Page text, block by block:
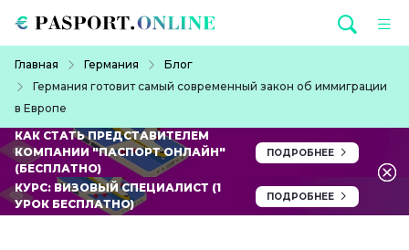
Главная Германия
Блог
Германия готовит самый современный закон об иммиграции
в Европе
КАК СТАТЬ ПРЕДСТАВИТЕЛЕМ
КОМПАНИИ "ПАСПОРТ ОНЛАЙН"
(БЕСПЛАТНО)
ПОДРОБНЕЕ
КУРС: ВИЗОВЫЙ СПЕЦИАЛИСТ (1
УРОК БЕСПЛАТНО)
ПОДРОБНЕЕ